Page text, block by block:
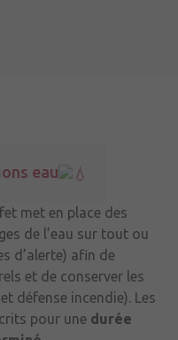
eau
met en place des
de l’eau sur tout ou
d’alerte) afin de
et de conserver les
défense incendie). Les
pour une durée